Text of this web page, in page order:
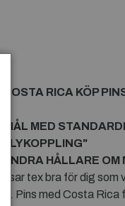
COSTA RICA KÖP
NÅL MED
HÅLLARE OM
tex bra för dig som
Pins med Costa